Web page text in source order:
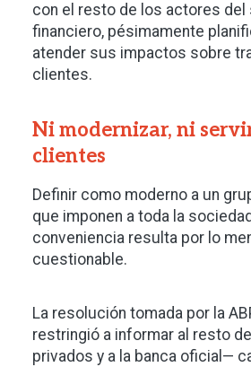
con el resto de los actores del
financiero, pésimamente
atender sus impactos sobre
clientes.
Ni modernizar, ni
clientes
Definir como moderno a un
que imponen a toda la
conveniencia resulta por lo
cuestionable.
La resolución tomada por la
restringió a informar al resto
privados y a la banca oficial—